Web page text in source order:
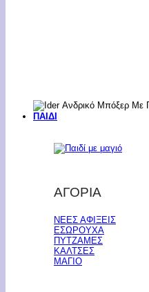
ΠΑΙΔΙ
ΑΓΟΡΙΑ
ΝΕΕΣ ΑΦΙΞΕΙΣ
ΕΣΩΡΟΥΧΑ
ΠΥΤΖΑΜΕΣ
ΚΑΛΤΣΕΣ
ΜΑΓΙΟ